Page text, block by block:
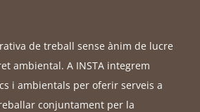
de treball sense ànim de lucre
ambiental. A INSTA integrem
i ambientals per oferir serveis a
conjuntament per la